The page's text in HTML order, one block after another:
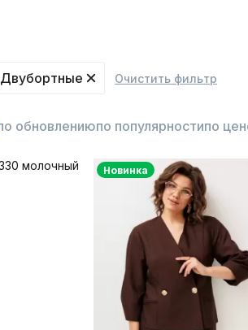
Двубортные Очистить фильтр
обновлениюпо популярностипо
Новинка